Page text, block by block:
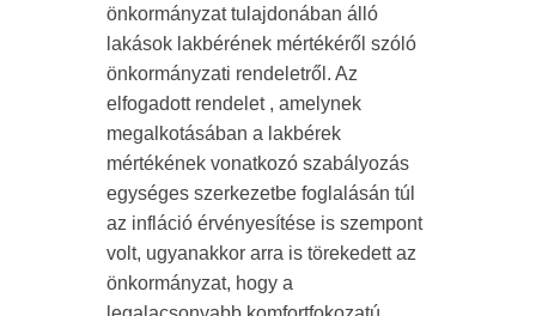
önkormányzat tulajdonában álló
lakások lakbérének mértékéről szóló
önkormányzati rendeletről. Az
elfogadott rendelet , amelynek
megalkotásában a lakbérek
mértékének vonatkozó szabályozás
egységes szerkezetbe foglalásán túl
az infláció érvényesítése is szempont
volt, ugyanakkor arra is törekedett az
önkormányzat, hogy a